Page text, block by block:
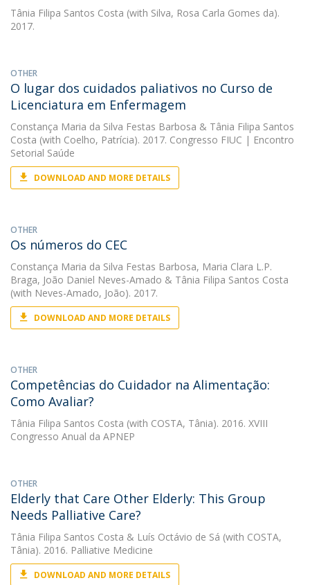
Tânia Filipa Santos Costa (with Silva, Rosa Carla Gomes da).
2017.
OTHER
O lugar dos cuidados paliativos no Curso de
Licenciatura em Enfermagem
Constança Maria da Silva Festas Barbosa & Tânia Filipa Santos
Costa (with Coelho, Patrícia). 2017. Congresso FIUC | Encontro
Setorial Saúde
DOWNLOAD AND MORE DETAILS
OTHER
Os números do CEC
Constança Maria da Silva Festas Barbosa, Maria Clara L.P.
Braga, João Daniel Neves-Amado & Tânia Filipa Santos Costa
(with Neves-Amado, João). 2017.
DOWNLOAD AND MORE DETAILS
OTHER
Competências do Cuidador na Alimentação:
Como Avaliar?
Tânia Filipa Santos Costa (with COSTA, Tânia). 2016. XVIII
Congresso Anual da APNEP
OTHER
Elderly that Care Other Elderly: This Group
Needs Palliative Care?
Tânia Filipa Santos Costa & Luís Octávio de Sá (with COSTA,
Tânia). 2016. Palliative Medicine
DOWNLOAD AND MORE DETAILS